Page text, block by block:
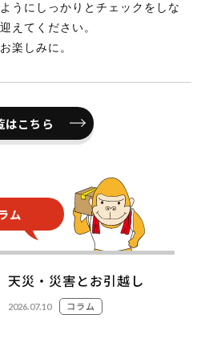
うにしっかりとチェックをしな
えてください。
楽しみに。
はこちら
ム
天災・災害とお引越し
2026.07.10 コラム